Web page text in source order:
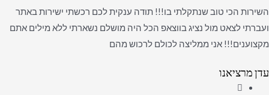
השירות הכי טוב שנתקלתי בו!!! תודה ענקית לכם רכשתי ישירות באתר
ועברתי לצאט מול נציג בווצאפ הכל היה מושלם נשארתי ללא מילים אתם
מקצוענים!!! אני ממליצה לכולם לרכוש מהם
עדן מרציאנו